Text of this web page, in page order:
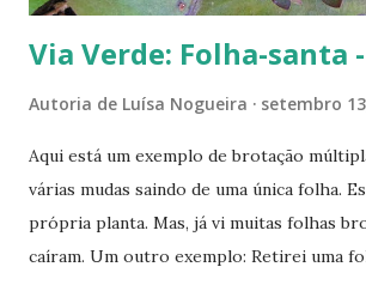
Via Verde: Folha-santa
Autoria de Luísa Nogueira setembro
Aqui está um exemplo de brotação
várias mudas saindo de uma única folha.
própria planta. Mas, já vi muitas folhas
caíram. Um outro exemplo: Retirei uma